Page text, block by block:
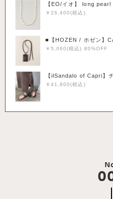
【EO/イオ】 long
￥26,400(税込)
■【HOZEN / ホゼン】
￥5,060(税込) 80%OFF
【ilSandalo of Capri】
￥41,800(税込)